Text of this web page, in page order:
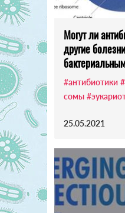
Могут ли
другие
#антибиотики
сомы
25.05.2021